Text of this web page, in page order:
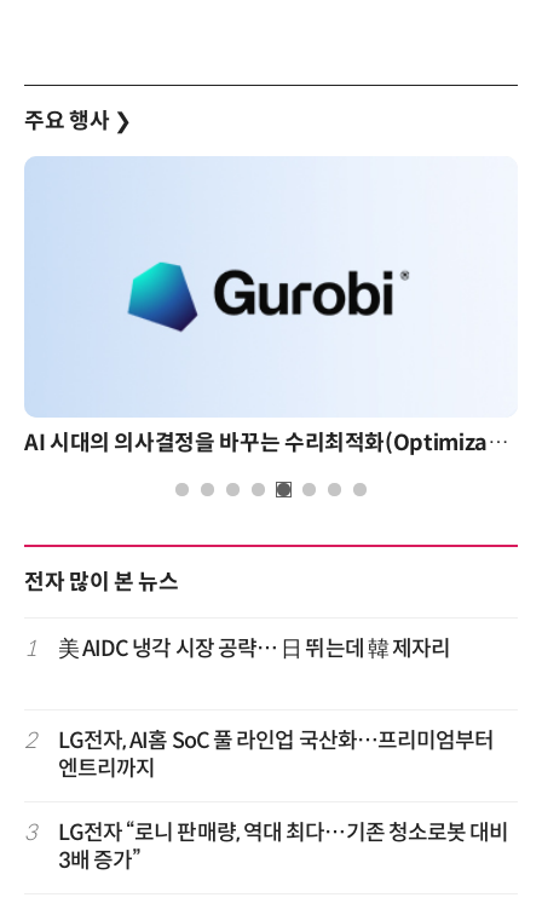
주요 행사 ❯
AI 시대의 의사결정을 바꾸는 수리최적화(Optimization): 실제 산업 적용 사례와 활용 전략
전자 많이 본 뉴스
1 美 AIDC 냉각 시장 공략… 日 뛰는데 韓 제자리
2
LG전자, AI홈 SoC 풀 라인업 국산화…프리미엄부터
엔트리까지
3
LG전자 “로니 판매량, 역대 최다…기존 청소로봇 대비
3배 증가”